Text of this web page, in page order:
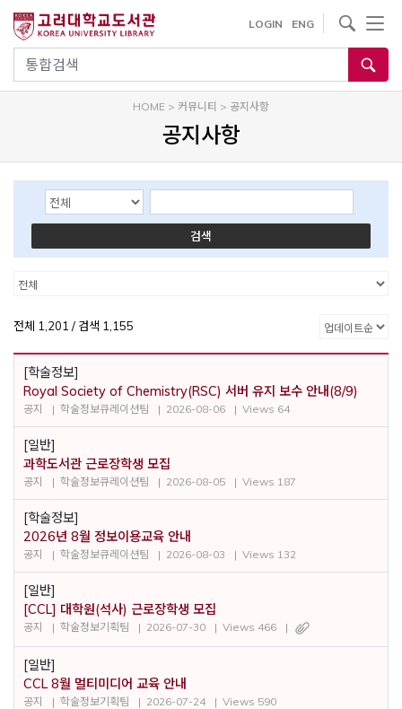
건
기
통합검색
LOGIN ENG
사이트내 검색
HOME > 커뮤니티 > 공지사항
공지사항
Search Options
검색
카테고리
전체 1,201 / 검색 1,155 카테고리
[학술정보]
Royal Society of Chemistry(RSC) 서버 유지 보수 안내(8/9)
공지 학술정보큐레이션팀 2026-08-06 Views 64
[일반]
과학도서관 근로장학생 모집
공지 학술정보큐레이션팀 2026-08-05 Views 187
[학술정보]
2026년 8월 정보이용교육 안내
공지 학술정보큐레이션팀 2026-08-03 Views 132
[일반]
[CCL] 대학원(석사) 근로장학생 모집
공지 학술정보기획팀 2026-07-30 Views 466
[일반]
CCL 8월 멀티미디어 교육 안내
공지 학술정보기획팀 2026-07-24 Views 590